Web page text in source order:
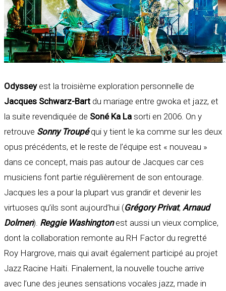
Odysseyest la troisième exploration personnelle de
Jacques Schwarz-Bart du mariage entre gwoka et jazz, et
la suite revendiquée de Soné Ka La sorti en 2006. On y
retrouve Sonny Troupéqui y tient le ka comme sur les deux
opus précédents, et le reste de l’équipe est « nouveau »
dans ce concept, mais pas autour de Jacques car ces
musiciens font partie régulièrement de son entourage.
Jacques les a pour la plupart vus grandir et devenir les
virtuoses qu’ils sont aujourd’hui (Grégory Privat, Arnaud
Dolmen). Reggie Washingtonest aussi un vieux complice,
dont la collaboration remonte au RH Factor du regretté
Roy Hargrove, mais qui avait également participé au projet
Jazz Racine Haiti. Finalement, la nouvelle touche arrive
avec l’une des jeunes sensations vocales jazz, made in